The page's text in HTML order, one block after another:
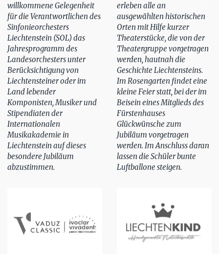
willkommene Gelegenheit
für die Verantwortlichen des
Sinfonieorchesters
Liechtenstein (SOL) das
Jahresprogramm des
Landesorchesters unter
Berücksichtigung von
Liechtensteiner oder im
Land lebender
Komponisten, Musiker und
Stipendiaten der
Internationalen
Musikakademie in
Liechtenstein auf dieses
besondere Jubiläum
abzustimmen.
erleben alle an
ausgewählten historischen
Orten mit Hilfe kurzer
Theaterstücke, die von der
Theatergruppe vorgetragen
werden, hautnah die
Geschichte Liechtensteins.
Im Rosengarten findet eine
kleine Feier statt, bei der im
Beisein eines Mitglieds des
Fürstenhauses
Glückwünsche zum
Jubiläum vorgetragen
werden. Im Anschluss daran
lassen die Schüler bunte
Luftballone steigen.